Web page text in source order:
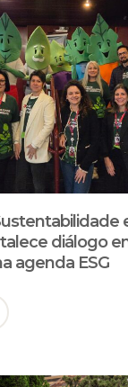
diálogo
agenda ESG